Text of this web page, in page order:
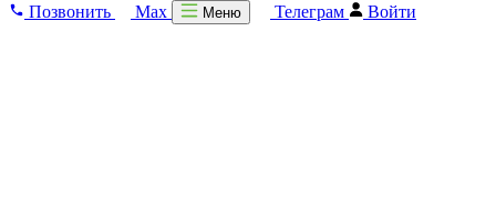
Позвонить
Max Меню Телеграм Войти